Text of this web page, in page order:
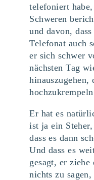
telefoniert
Schweren
und davon,
Telefonat auch
er sich schwer
nächsten Tag
hinauszugehen,
Er hat es
ist ja ein
dass es dann
Und dass es
gesagt, er
nichts zu